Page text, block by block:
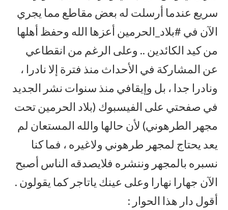
سريع عندما أرسلت له بعض مقاطع مما يجري
الآن في #بلاد_الحرمين أعزها الله وحفظ أهلها
من كيد الكائدين .. وعلى الرغم من انقطاعي
عن المشاركة في الأحداث منذ فترة إلا نادرا ،
ونادرا جدا ، بل وإيقافي منذ سنوات نشر الجديد
في صفحتي على الفيسبوك (بلاد الحرمين تحت
مجهر الطرهوني) لأن حالها والله المستعان لم
يعد يحتاج لمجهر طرهوني ولاغيره ، فما كنا
نسبره بالمجهر وننشره فلايصدقه الناس أصبح
الآن جهارا نهارا وعلى عينك ياتاجر كما يقولون .
أقول دار هذا الحوار :